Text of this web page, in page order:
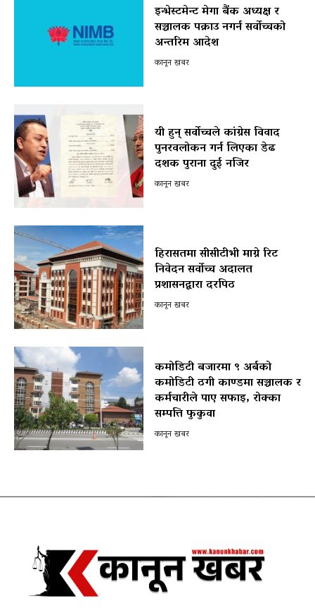
इन्भेस्टमेन्ट मेगा बैंक अध्यक्ष र
सञ्चालक पक्राउ नगर्न सर्वोच्चको
अन्तरिम आदेश
कानून खबर
यी हुन् सर्वोच्चले कांग्रेस विवाद
पुनरवलोकन गर्न लिएका डेढ
दशक पुराना दुई नजिर
कानून खबर
हिरासतमा सीसीटीभी माग्ने रिट
निवेदन सर्वोच्च अदालत
प्रशासनद्वारा दरपिठ
कानून खबर
कमोडिटी बजारमा ९ अर्बको
कमोडिटी ठगी काण्डमा सञ्चालक र
कर्मचारीले पाए सफाइ, रोक्का
सम्पत्ति फुकुवा
कानून खबर